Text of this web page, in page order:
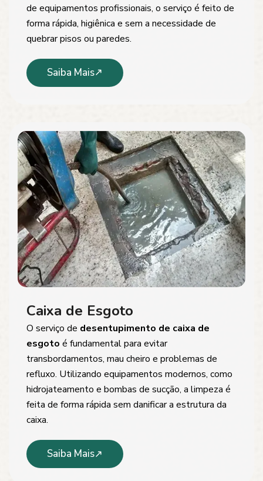
de equipamentos profissionais, o serviço é feito de
forma rápida, higiênica e sem a necessidade de
quebrar pisos ou paredes.
Saiba Mais
Caixa de Esgoto
O serviço de desentupimento de caixa de
esgoto é fundamental para evitar
transbordamentos, mau cheiro e problemas de
refluxo. Utilizando equipamentos modernos, como
hidrojateamento e bombas de sucção, a limpeza é
feita de forma rápida sem danificar a estrutura da
caixa.
Saiba Mais